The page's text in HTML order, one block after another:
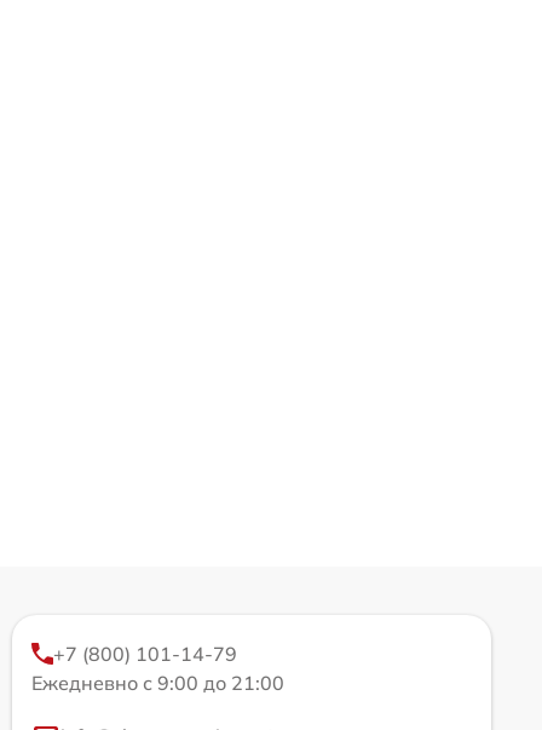
+7 (800) 101-14-79
Ежедневно с 9:00 до 21:00